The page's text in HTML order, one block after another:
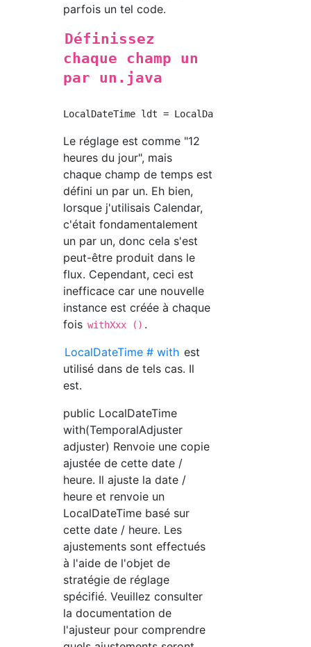
parfois un tel code.
Définissez
chaque champ un
par un.java
Le réglage est comme "12
heures du jour", mais
chaque champ de temps est
défini un par un. Eh bien,
lorsque j'utilisais Calendar,
c'était fondamentalement
un par un, donc cela s'est
peut-être produit dans le
flux. Cependant, ceci est
inefficace car une nouvelle
instance est créée à chaque
fois withXxx () .
LocalDateTime # with est
utilisé dans de tels cas. Il
est.
public LocalDateTime
with(TemporalAdjuster
adjuster) Renvoie une copie
ajustée de cette date /
heure. Il ajuste la date /
heure et renvoie un
LocalDateTime basé sur
cette date / heure. Les
ajustements sont effectués
à l'aide de l'objet de
stratégie de réglage
spécifié. Veuillez consulter
la documentation de
l'ajusteur pour comprendre